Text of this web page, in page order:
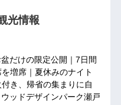
光情報
盆だけの限定公開｜7日間
増席｜夏休みのナイト
き、帰省の集まりに自
ッドデザインパーク瀬戸